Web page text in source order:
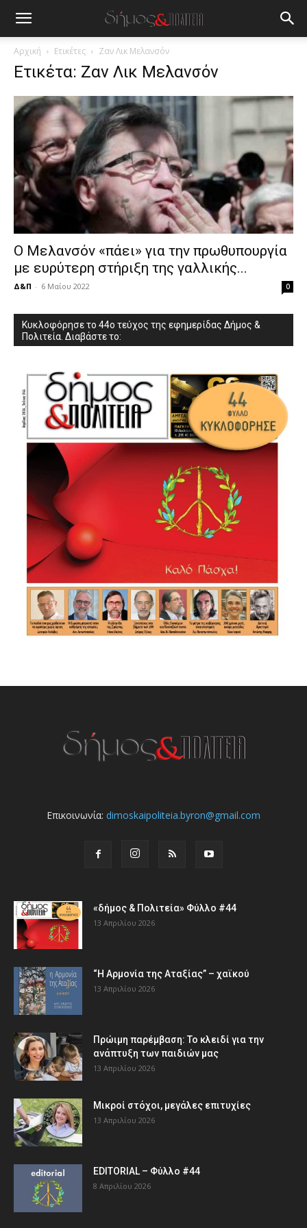
lesbians
very
hot
cam
show. desi
xxx
brandi
the
meaning
pain.
pornhun
porn
Αρχική Ετικέτες Ζαν Λικ Μελανσόν
Ετικέτα: Ζαν Λικ Μελανσόν
Ο Μελανσόν «πάει» για την πρωθυπουργία
με ευρύτερη στήριξη της γαλλικής...
Δ&Π - 6 Μαΐου 2022 0
Κυκλοφόρησε το 44ο τεύχος της εφημερίδας Δήμος &
Πολιτεία. Διαβάστε το:
Επικοινωνία: dimoskaipoliteia.byron@gmail.com
«δήμος & Πολιτεία» Φύλλο #44
13 Απριλίου 2026
“Η Αρμονία της Αταξίας” – χαϊκού
13 Απριλίου 2026
Πρώιμη παρέμβαση: Το κλειδί για την
ανάπτυξη των παιδιών µας
13 Απριλίου 2026
Μικροί στόχοι, μεγάλες επιτυχίες
13 Απριλίου 2026
EDITORIAL – Φύλλο #44
8 Απριλίου 2026